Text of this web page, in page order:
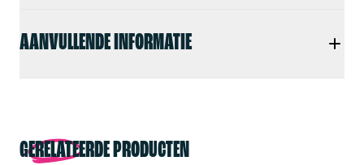
AANVULLENDE INFORMATIE
GERELATEERDE PRODUCTEN